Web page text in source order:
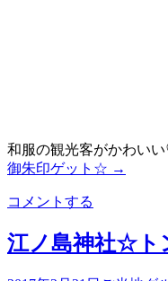
和服の観光客がかわい
御朱印ゲット☆ →
コメントする
江ノ島神社☆ト